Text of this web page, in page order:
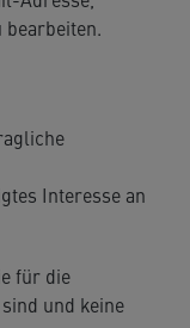
bearbeiten.
Interesse an
für die
und keine